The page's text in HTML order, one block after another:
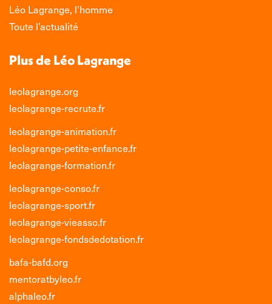
Léo Lagrange, l’homme
Toute l’actualité
Plus de Léo Lagrange
leolagrange.org
leolagrange-recrute.fr
leolagrange-animation.fr
leolagrange-petite-enfance.fr
leolagrange-formation.fr
leolagrange-conso.fr
leolagrange-sport.fr
leolagrange-vieasso.fr
leolagrange-fondsdedotation.fr
bafa-bafd.org
mentoratbyleo.fr
alphaleo.fr